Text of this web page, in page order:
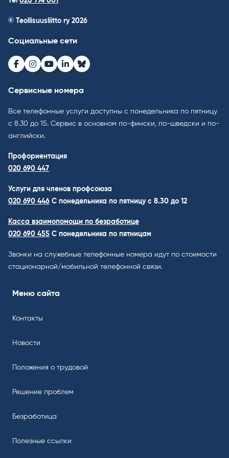
© Teollisuusliitto ry 2026
Социальные сети
Facebook
Instagram
Youtube
LinkedInBluesky
Сервисные номера
Все телефонные услуги доступны с понедельника по пятницу
с 8.30 до 15. Cервис в основном по-фински, по-шведски и по-
английски.
Профориентация
020 690 447
Услуги для членов профсоюза
020 690 446 C понедельника по пятницу с 8.30 до 12
Касса взаимопомощи по безработице
020 690 455 С понедельника по пятницам
Звонки на служебные телефонные номера идут по стоимости
стационарной/мобильной телефонной связи.
Меню сайта
Контакты
Новости
Положения о трудовой
Решение проблем
Безработица
Полезные ссылки